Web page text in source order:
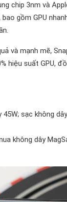
chip 3nm và
gồm GPU
và mạnh mẽ,
hiệu suất GPU,
sạc không
không dây